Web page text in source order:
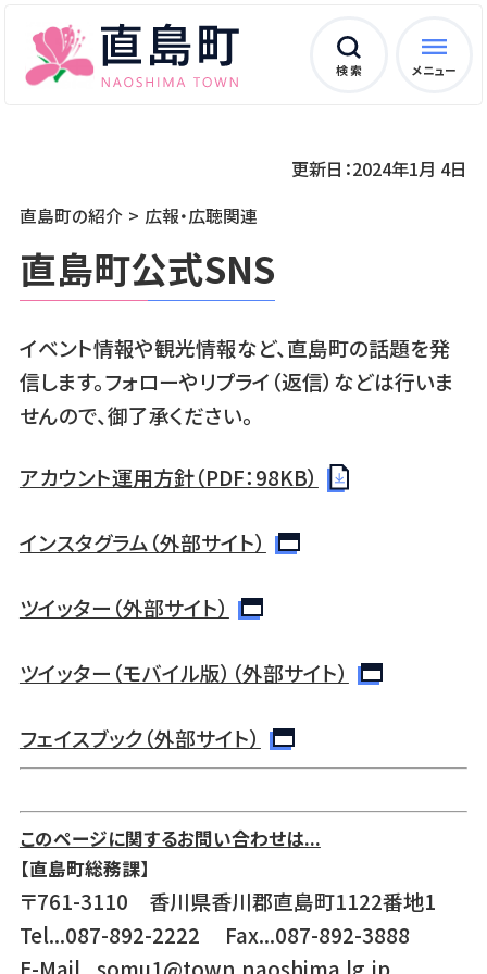
検 索 メニュー
直島町の紹介 広報・広聴関連
更新日：2024年1月 4日
直島町公式SNS
イベント情報や観光情報など、直島町の話題を発
信します。フォローやリプライ（返信）などは行いま
せんので、御了承ください。
アカウント運用方針（PDF：98KB）
インスタグラム（外部サイト）
ツイッター（外部サイト）
ツイッター（モバイル版）（外部サイト）
フェイスブック（外部サイト）
このページに関するお問い合わせは...
【直島町総務課】
〒761-3110 香川県香川郡直島町1122番地1
Tel...087-892-2222 Fax...087-892-3888